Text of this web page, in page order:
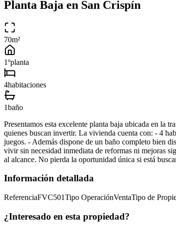
Planta Baja en San Crispín
70m²
1ºplanta
4habitaciones
1baño
Presentamos esta excelente planta baja ubicada en la
quienes buscan invertir. La vivienda cuenta con: - 4
juegos. - Además dispone de un baño completo bien
vivir sin necesidad inmediata de reformas ni mejoras
al alcance. No pierda la oportunidad única si está
Información detallada
ReferenciaFVC501Tipo OperaciónVentaTipo de
¿Interesado en esta propiedad?